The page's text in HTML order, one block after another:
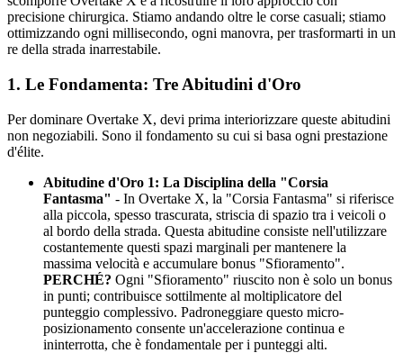
precisione chirurgica. Stiamo andando oltre le corse casuali; stiamo
ottimizzando ogni millisecondo, ogni manovra, per trasformarti in un
re della strada inarrestabile.
1. Le Fondamenta: Tre Abitudini d'Oro
Per dominare Overtake X, devi prima interiorizzare queste abitudini
non negoziabili. Sono il fondamento su cui si basa ogni prestazione
d'élite.
Abitudine d'Oro 1: La Disciplina della "Corsia
Fantasma" - In Overtake X, la "Corsia Fantasma" si riferisce
alla piccola, spesso trascurata, striscia di spazio tra i veicoli o
al bordo della strada. Questa abitudine consiste nell'utilizzare
costantemente questi spazi marginali per mantenere la
massima velocità e accumulare bonus "Sfioramento".
PERCHÉ? Ogni "Sfioramento" riuscito non è solo un bonus
in punti; contribuisce sottilmente al moltiplicatore del
punteggio complessivo. Padroneggiare questo micro-
posizionamento consente un'accelerazione continua e
ininterrotta, che è fondamentale per i punteggi alti.